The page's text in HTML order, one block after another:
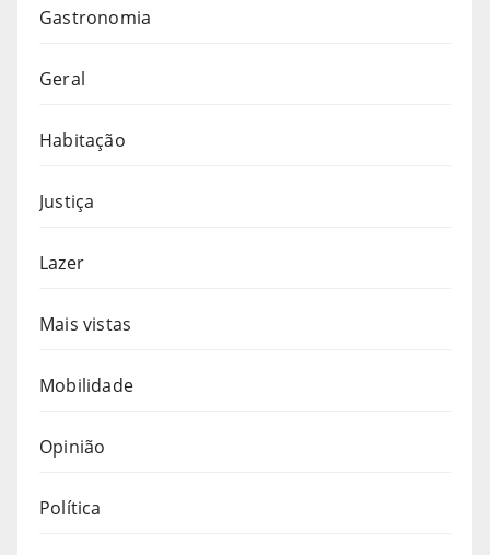
Gastronomia
Geral
Habitação
Justiça
Lazer
Mais vistas
Mobilidade
Opinião
Política